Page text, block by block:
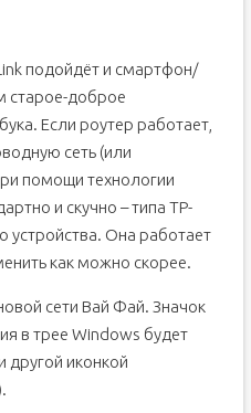
подойдёт и смартфон/
старое-доброе
Если роутер работает,
сеть (или
помощи технологии
и скучно – типа TP-
устройства. Она работает
как можно скорее.
сети Вай Фай. Значок
в трее Windows будет
другой иконкой